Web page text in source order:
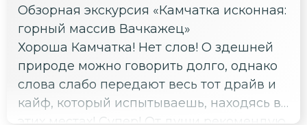
Обзорная экскурсия «Камчатка исконная:
горный массив Вачкажец»
Хороша Камчатка! Нет слов! О здешней
природе можно говорить долго, однако
слова слабо передают весь тот драйв и
кайф, который испытываешь, находясь в
этих местах! Супер! От души рекомендую